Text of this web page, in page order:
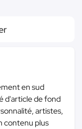
en sud
d'article de fond
artistes,
contenu plus